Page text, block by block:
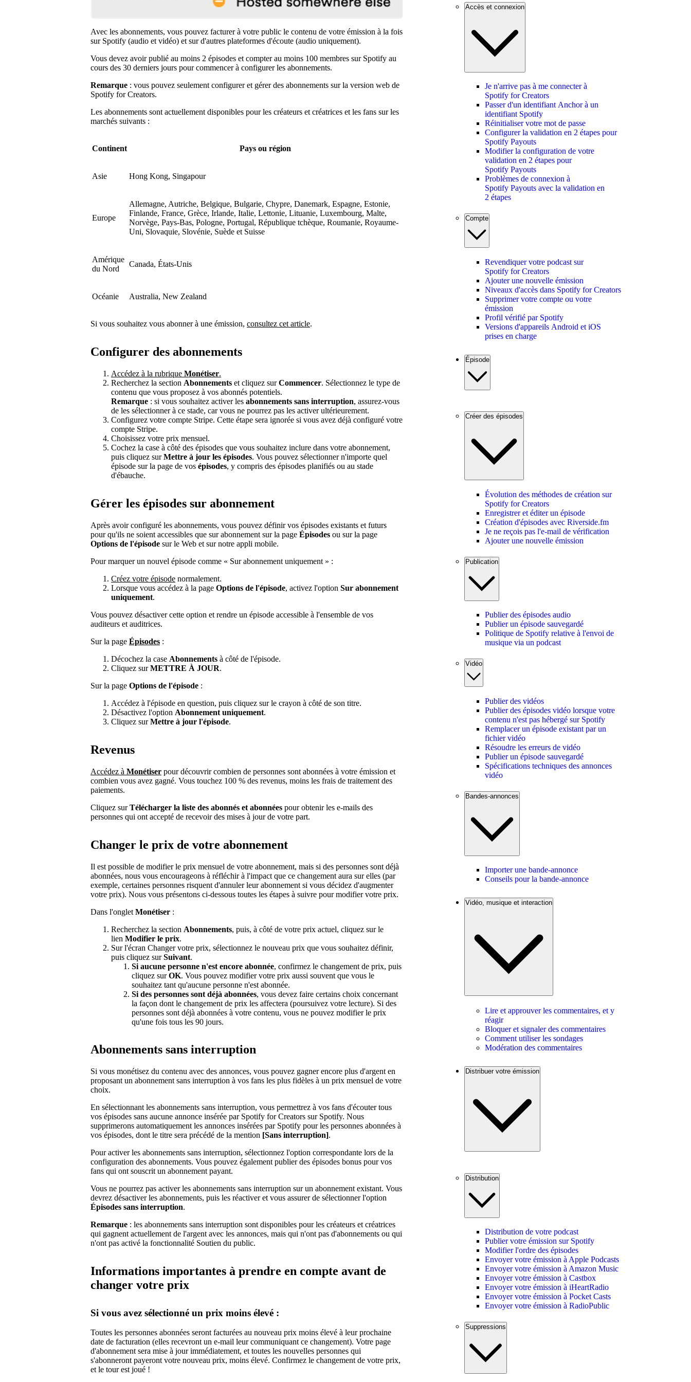
Avec les abonnements, vous pouvez facturer à votre public le contenu de votre émission à la fois
sur Spotify (audio et vidéo) et sur d'autres plateformes d'écoute (audio uniquement).
Vous devez avoir publié au moins 2 épisodes et compter au moins 100 membres sur Spotify au
cours des 30 derniers jours pour commencer à configurer les abonnements.
Remarque : vous pouvez seulement configurer et gérer des abonnements sur la version web de
Spotify for Creators.
Les abonnements sont actuellement disponibles pour les créateurs et créatrices et les fans sur les
marchés suivants :
Continent Pays ou région
Asie Hong Kong, Singapour
Europe
Allemagne, Autriche, Belgique, Bulgarie, Chypre, Danemark, Espagne, Estonie,
Finlande, France, Grèce, Irlande, Italie, Lettonie, Lituanie, Luxembourg, Malte,
Norvège, Pays-Bas, Pologne, Portugal, République tchèque, Roumanie, Royaume-
Uni, Slovaquie, Slovénie, Suède et Suisse
Amérique
du Nord
Canada, États-Unis
Océanie Australia, New Zealand
Si vous souhaitez vous abonner à une émission, consultez cet article.
Configurer des abonnements
Accédez à la rubrique Monétiser.
Recherchez la section Abonnements et cliquez surCommencer. Sélectionnez le type de
contenu que vous proposez à vos abonnés potentiels.
Remarque : si vous souhaitez activer les abonnements sans interruption, assurez-vous
de les sélectionner à ce stade, car vous ne pourrez pas les activer ultérieurement.
Configurez votre compte Stripe. Cette étape sera ignorée si vous avez déjà configuré votre
compte Stripe.
Choisissez votre prix mensuel.
Cochez la case à côté des épisodes que vous souhaitez inclure dans votre abonnement,
puis cliquez surMettre à jour les épisodes. Vous pouvez sélectionner n'importe quel
épisode sur la page de vos épisodes, y compris des épisodes planifiés ou au stade
d'ébauche.
Gérer les épisodes sur abonnement
Après avoir configuré les abonnements, vous pouvez définir vos épisodes existants et futurs
pour qu'ils ne soient accessibles que sur abonnement sur la page Épisodes ou sur la page
Options de l'épisode sur le Web et sur notre appli mobile.
Pour marquer un nouvel épisode comme « Sur abonnement uniquement » :
Créez votre épisode normalement.
Lorsque vous accédez à la page Options de l'épisode, activez l'option Sur abonnement
uniquement.
Vous pouvez désactiver cette option et rendre un épisode accessible à l'ensemble de vos
auditeurs et auditrices.
Sur la page Épisodes :
Décochez la case Abonnements à côté de l'épisode.
Cliquez surMETTRE À JOUR.
Sur la page Options de l'épisode :
Accédez à l'épisode en question, puis cliquez sur le crayon à côté de son titre.
Désactivez l'option Abonnement uniquement.
Cliquez surMettre à jour l'épisode.
Revenus
Accédez à Monétiser pour découvrir combien de personnes sont abonnées à votre émission et
combien vous avez gagné. Vous touchez 100 % des revenus, moins les frais de traitement des
paiements.
Cliquez surTélécharger la liste des abonnés et abonnées pour obtenir les e-mails des
personnes qui ont accepté de recevoir des mises à jour de votre part.
Changer le prix de votre abonnement
Il est possible de modifier le prix mensuel de votre abonnement, mais si des personnes sont déjà
abonnées, nous vous encourageons à réfléchir à l'impact que ce changement aura sur elles (par
exemple, certaines personnes risquent d'annuler leur abonnement si vous décidez d'augmenter
votre prix). Nous vous présentons ci-dessous toutes les étapes à suivre pour modifier votre prix.
Dans l'onglet Monétiser :
Recherchez la section Abonnements, puis, à côté de votre prix actuel, cliquez sur le
lien Modifier le prix.
Sur l'écran Changer votre prix, sélectionnez le nouveau prix que vous souhaitez définir,
puis cliquez surSuivant.
Si aucune personne n'est encore abonnée, confirmez le changement de prix, puis
cliquez surOK. Vous pouvez modifier votre prix aussi souvent que vous le
souhaitez tant qu'aucune personne n'est abonnée.
Si des personnes sont déjà abonnées, vous devez faire certains choix concernant
la façon dont le changement de prix les affectera (poursuivez votre lecture). Si des
personnes sont déjà abonnées à votre contenu, vous ne pouvez modifier le prix
qu'une fois tous les 90 jours.
Abonnements sans interruption
Si vous monétisez du contenu avec des annonces, vous pouvez gagner encore plus d'argent en
proposant un abonnement sans interruption à vos fans les plus fidèles à un prix mensuel de votre
choix.
En sélectionnant les abonnements sans interruption, vous permettrez à vos fans d'écouter tous
vos épisodes sans aucune annonce insérée par Spotify for Creators sur Spotify. Nous
supprimerons automatiquement les annonces insérées par Spotify pour les personnes abonnées à
vos épisodes, dont le titre sera précédé de la mention [Sans interruption].
Pour activer les abonnements sans interruption, sélectionnez l'option correspondante lors de la
configuration des abonnements. Vous pouvez également publier des épisodes bonus pour vos
fans qui ont souscrit un abonnement payant.
Vous ne pourrez pas activer les abonnements sans interruption sur un abonnement existant. Vous
devrez désactiver les abonnements, puis les réactiver et vous assurer de sélectionner l'option
Épisodes sans interruption.
Remarque : les abonnements sans interruption sont disponibles pour les créateurs et créatrices
qui gagnent actuellement de l'argent avec les annonces, mais qui n'ont pas d'abonnements ou qui
n'ont pas activé la fonctionnalité Soutien du public.
Informations importantes à prendre en compte avant de
changer votre prix
Si vous avez sélectionné un prix moins élevé :
Toutes les personnes abonnées seront facturées au nouveau prix moins élevé à leur prochaine
date de facturation (elles recevront un e-mail leur communiquant ce changement). Votre page
d'abonnement sera mise à jour immédiatement, et toutes les nouvelles personnes qui
s'abonneront payeront votre nouveau prix, moins élevé. Confirmez le changement de votre prix,
et le tour est joué !
Accès et connexion
Je n'arrive pas à me connecter à
Spotify for Creators
Passer d'un identifiant Anchor à un
identifiant Spotify
Réinitialiser votre mot de passe
Configurer la validation en 2 étapes pour
Spotify Payouts
Modifier la configuration de votre
validation en 2 étapes pour
Spotify Payouts
Problèmes de connexion à
Spotify Payouts avec la validation en
2 étapes
Compte
Revendiquer votre podcast sur
Spotify for Creators
Ajouter une nouvelle émission
Niveaux d'accès dans Spotify for Creators
Supprimer votre compte ou votre
émission
Profil vérifié par Spotify
Versions d'appareils Android et iOS
prises en charge
Épisode
Créer des épisodes
Évolution des méthodes de création sur
Spotify for Creators
Enregistrer et éditer un épisode
Création d'épisodes avec Riverside.fm
Je ne reçois pas l'e-mail de vérification
Ajouter une nouvelle émission
Publication
Publier des épisodes audio
Publier un épisode sauvegardé
Politique de Spotify relative à l'envoi de
musique via un podcast
Vidéo
Publier des vidéos
Publier des épisodes vidéo lorsque votre
contenu n'est pas hébergé sur Spotify
Remplacer un épisode existant par un
fichier vidéo
Résoudre les erreurs de vidéo
Publier un épisode sauvegardé
Spécifications techniques des annonces
vidéo
Bandes-annonces
Importer une bande-annonce
Conseils pour la bande-annonce
Vidéo, musique et interaction
Lire et approuver les commentaires, et y
réagir
Bloquer et signaler des commentaires
Comment utiliser les sondages
Modération des commentaires
Distribuer votre émission
Distribution
Distribution de votre podcast
Publier votre émission sur Spotify
Modifier l'ordre des épisodes
Envoyer votre émission à Apple Podcasts
Envoyer votre émission à Amazon Music
Envoyer votre émission à Castbox
Envoyer votre émission à iHeartRadio
Envoyer votre émission à Pocket Casts
Envoyer votre émission à RadioPublic
Suppressions